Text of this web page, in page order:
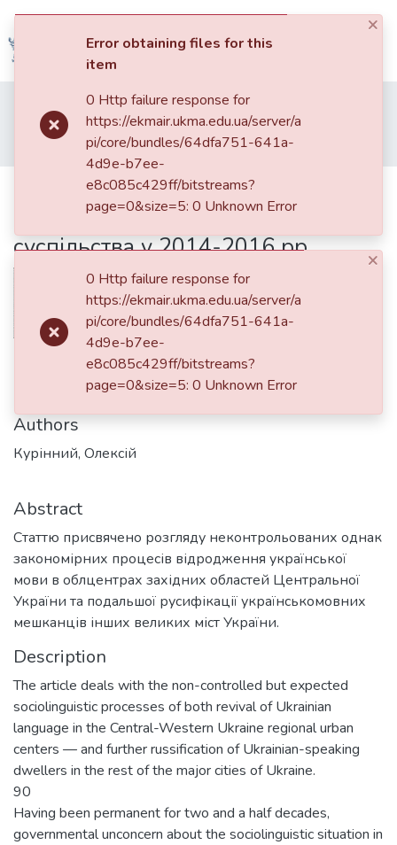
Communities
Collections
All of DSpace
013. Видання НаУКМА
Мова: класичне - модерне - постмодерне
Випуск 2
Посилення русифікації та мовної поляризації українського суспільства у 2014-2016 рр.
Посилення русифікації та мовної
поляризації українського
суспільства у 2014-2016 рр.
Authors
Курінний, Олексій
Abstract
Статтю присвячено розгляду неконтрольованих однак
закономірних процесів відродження української
мови в облцентрах західних областей Центральної
України та подальшої русифікації українськомовних
мешканців інших великих міст України.
Description
The article deals with the non-controlled but expected
sociolinguistic processes of both revival of Ukrainian
language in the Central-Western Ukraine regional urban
centers — and further russification of Ukrainian-speaking
dwellers in the rest of the major cities of Ukraine.
90
Having been permanent for two and a half decades,
governmental unconcern about the sociolinguistic situation in
×
Error obtaining files for this
item
0 Http failure response for
https://ekmair.ukma.edu.ua/server/a
pi/core/bundles/64dfa751-641a-
4d9e-b7ee-
e8c085c429ff/bitstreams?
page=0&size=5: 0 Unknown Error
×
0 Http failure response for
https://ekmair.ukma.edu.ua/server/a
pi/core/bundles/64dfa751-641a-
4d9e-b7ee-
e8c085c429ff/bitstreams?
page=0&size=5: 0 Unknown Error